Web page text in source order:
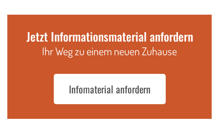
Jetzt Informationsmaterial anfordern
Ihr Weg zu einem neuen Zuhause
Infomaterial anfordern